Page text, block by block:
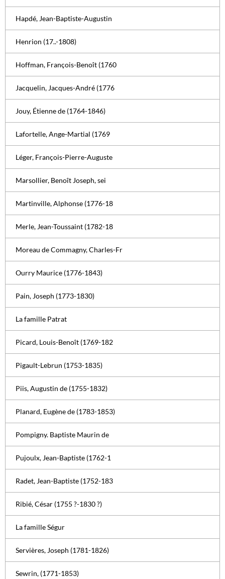
Hapdé, Jean-Baptiste-Augustin
Henrion (17..-1808)
Hoffman, François-Benoît (1760
Jacquelin, Jacques-André (1776
Jouy, Étienne de (1764-1846)
Lafortelle, Ange-Martial (1769
Léger, François-Pierre-Auguste
Marsollier, Benoît Joseph, sei
Martinville, Alphonse (1776-18
Merle, Jean-Toussaint (1782-18
Moreau de Commagny, Charles-Fr
Ourry Maurice (1776-1843)
Pain, Joseph (1773-1830)
La famille Patrat
Picard, Louis-Benoît (1769-182
Pigault-Lebrun (1753-1835)
Piis, Augustin de (1755-1832)
Planard, Eugène de (1783-1853)
Pompigny. Baptiste Maurin de
Pujoulx, Jean-Baptiste (1762-1
Radet, Jean-Baptiste (1752-183
Ribié, César (1755 ?-1830 ?)
La famille Ségur
Servières, Joseph (1781-1826)
Sewrin, (1771-1853)